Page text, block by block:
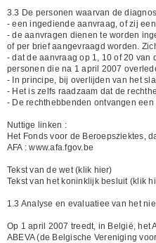
3.3 De personen waarvan de
- een ingediende aanvraag, of zij
- de aanvragen dienen te worden
of per brief aangevraagd worden.
- dat de aanvraag op 1, 10 of 20
personen die na 1 april 2007
- In principe, bij overlijden van het
- Het is zelfs raadzaam dat de
- De rechthebbenden ontvangen een
Nuttige linken :
Het Fonds voor de Beroepsziektes,
AFA : www.afa.fgov.be
Tekst van de wet (klik hier)
Tekst van het koninklijk besluit (klik
1.3 Analyse en evaluatiee van het
Op 1 april 2007 treedt, in België, het
ABEVA (de Belgische Vereniging